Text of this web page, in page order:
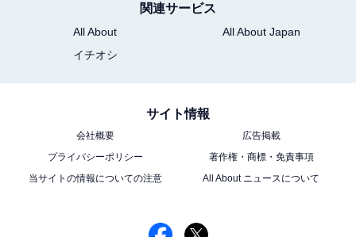
関連サービス
All About
All About Japan
イチオシ
サイト情報
会社概要
広告掲載
プライバシーポリシー
著作権・商標・免責事項
当サイトの情報についての注意
All About ニュースについて